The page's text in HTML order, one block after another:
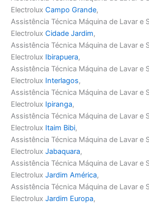
ElectroluxCampo Grande,
Assistência Técnica Máquina de Lavar e
ElectroluxCidade Jardim,
Assistência Técnica Máquina de Lavar e
Electrolux Ibirapuera,
Assistência Técnica Máquina de Lavar e
Electrolux Interlagos,
Assistência Técnica Máquina de Lavar e
Electrolux Ipiranga,
Assistência Técnica Máquina de Lavar e
Electrolux Itaim Bibi,
Assistência Técnica Máquina de Lavar e
ElectroluxJabaquara,
Assistência Técnica Máquina de Lavar e
ElectroluxJardim América,
Assistência Técnica Máquina de Lavar e
ElectroluxJardim Europa,